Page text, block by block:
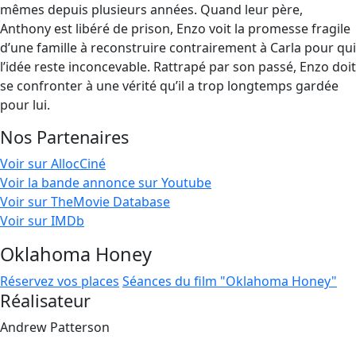
mêmes depuis plusieurs années. Quand leur père,
Anthony est libéré de prison, Enzo voit la promesse fragile
d’une famille à reconstruire contrairement à Carla pour qui
l’idée reste inconcevable. Rattrapé par son passé, Enzo doit
se confronter à une vérité qu’il a trop longtemps gardée
pour lui.
Nos Partenaires
Voir sur AllocCiné
Voir la bande annonce sur Youtube
Voir sur TheMovie Database
Voir sur IMDb
Oklahoma Honey
Réservez vos places Séances du film "Oklahoma Honey"
Réalisateur
Andrew Patterson